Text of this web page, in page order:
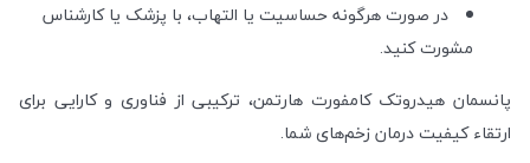
در صورت هرگونه حساسیت یا التهاب، با پزشک یا کارشناس
مشورت کنید.
پانسمان هیدروتک کامفورت هارتمن، ترکیبی از فناوری و کارایی برای
ارتقاء کیفیت درمان زخم‌های شما.